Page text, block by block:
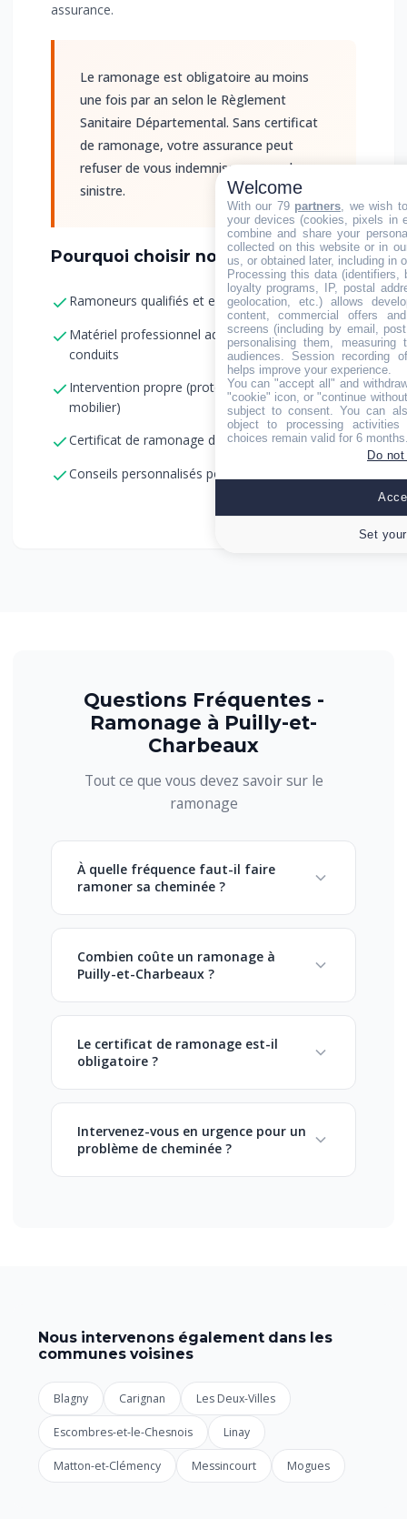
assurance.
Le ramonage est obligatoire au moins
une fois par an selon le Règlement
Sanitaire Départemental. Sans certificat
de ramonage, votre assurance peut
refuser de vous indemniser en cas de
sinistre.
Pourquoi choisir notre entreprise ?
Ramoneurs qualifiés et expérimentés
Matériel professionnel adapté à tous les
conduits
Intervention propre (protection des sols et
mobilier)
Certificat de ramonage délivré immédiatement
Conseils personnalisés pour l'entretien
Questions Fréquentes -
Ramonage à Puilly-et-
Charbeaux
Tout ce que vous devez savoir sur le
ramonage
À quelle fréquence faut-il faire
ramoner sa cheminée ?
Combien coûte un ramonage à
Puilly-et-Charbeaux ?
Le certificat de ramonage est-il
obligatoire ?
Intervenez-vous en urgence pour un
problème de cheminée ?
Nous intervenons également dans les
communes voisines
Blagny Carignan Les Deux-Villes
Escombres-et-le-Chesnois Linay
Matton-et-Clémency Messincourt Mogues
Welcome
With our 79 partners, we wish
your devices (cookies, pixels in
combine and share your
collected on this website or in
us, or obtained later, including in
Processing this data (identifiers,
loyalty programs, IP, postal
geolocation, etc.) allows
content, commercial offers
screens (including by email,
personalising them, measuring
audiences. Session recording
helps improve your experience.
You can "accept all" and
"cookie" icon, or "continue
subject to consent. You can
object to processing
choices remain valid for 6
Do
Set